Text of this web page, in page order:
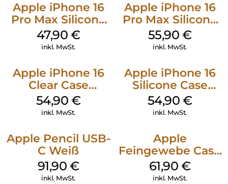
Apple iPhone 16
Pro Max Silicone
Case MagSafe
Black
47,90 €
inkl. MwSt.
Apple iPhone 16
Pro Max Silicone
Case MagSafe
Stone Gray
55,90 €
inkl. MwSt.
Apple iPhone 16
Clear Case
MagSafe
Transparent
54,90 €
inkl. MwSt.
Apple iPhone 16
Silicone Case
MagSafe Black
54,90 €
inkl. MwSt.
Apple Pencil USB-
C Weiß
91,90 €
inkl. MwSt.
Apple
Feingewebe Case
iPhone 15 Pro
MagSafe Schwarz
61,90 €
inkl. MwSt.